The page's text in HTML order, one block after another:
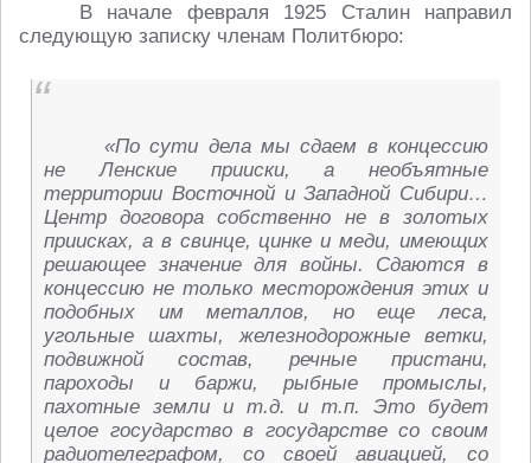
В начале февраля 1925 Сталин направил
следующую записку членам Политбюро:
«По сути дела мы сдаем в концессию
не Ленские прииски, а необъятные
территории Восточной и Западной Сибири…
Центр договора собственно не в золотых
приисках, а в свинце, цинке и меди, имеющих
решающее значение для войны. Сдаются в
концессию не только месторождения этих и
подобных им металлов, но еще леса,
угольные шахты, железнодорожные ветки,
подвижной состав, речные пристани,
пароходы и баржи, рыбные промыслы,
пахотные земли и т.д. и т.п. Это будет
целое государство в государстве со своим
радиотелеграфом, со своей авиацией, со